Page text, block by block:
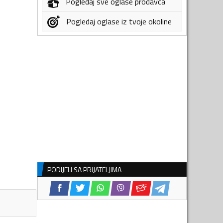
Pogledaj oglase iz tvoje okoline
PODIJELI SA PRIJATELJIMA